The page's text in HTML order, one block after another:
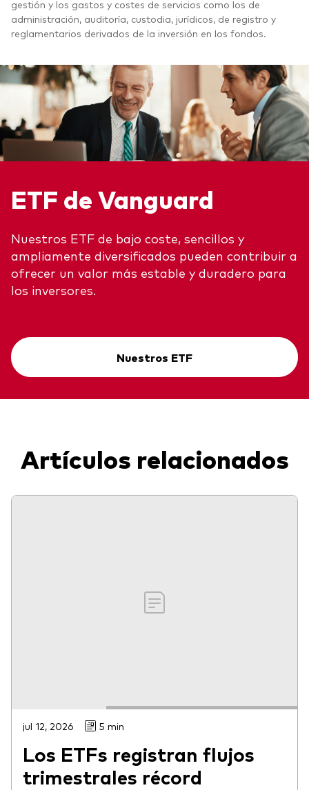
gestión y los gastos y costes de servicios como los de
administración, auditoría, custodia, jurídicos, de registro y
reglamentarios derivados de la inversión en los fondos.
ETF de Vanguard
Nuestros ETF de bajo coste, sencillos y
ampliamente diversificados pueden contribuir a
ofrecer un valor más estable y duradero para
los inversores.
Nuestros ETF
Artículos relacionados
jul 12, 2026 5 min
Los ETFs registran flujos
trimestrales récord